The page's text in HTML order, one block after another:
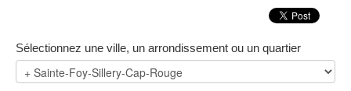
Sélectionnez une ville, un arrondissement ou un quartier